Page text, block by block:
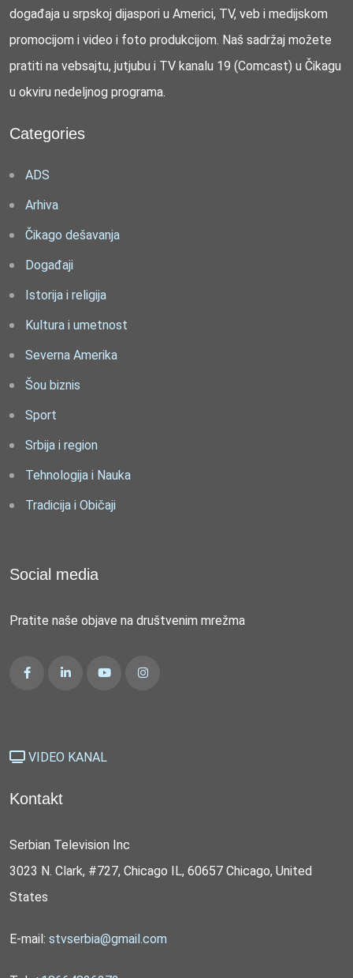
događaja u srpskoj dijaspori u Americi, TV, veb i medijskom
promocijom i video i foto produkcijom. Naš sadržaj možete
pratiti na vebsajtu, jutjubu i TV kanalu 19 (Comcast) u Čikagu
u okviru nedeljnog programa.
Categories
ADS
Arhiva
Čikago dešavanja
Događaji
Istorija i religija
Kultura i umetnost
Severna Amerika
Šou biznis
Sport
Srbija i region
Tehnologija i Nauka
Tradicija i Običaji
Social media
Pratite naše objave na društvenim mrežma
VIDEO KANAL
Kontakt
Serbian Television Inc
3023 N. Clark, #727, Chicago IL, 60657 Chicago, United
States
E-mail: stvserbia@gmail.com